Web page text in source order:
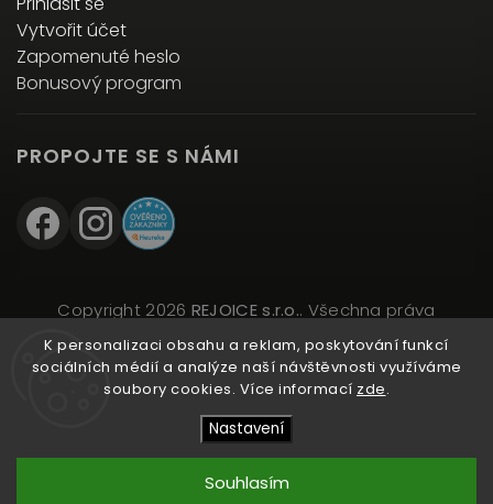
K personalizaci obsahu a reklam, poskytování funkcí
sociálních médií a analýze naší návštěvnosti využíváme
soubory cookies. Více informací zde.
Nastavení
Souhlasím
Vytvořit účet
Zapomenuté heslo
Bonusový program
PROPOJTE SE S NÁMI
Copyright 2026 REJOICE s.r.o.. Všechna práva
vyhrazena.
Upravit nastavení cookies
VytvořilShoptet| DesignShoptak.cz